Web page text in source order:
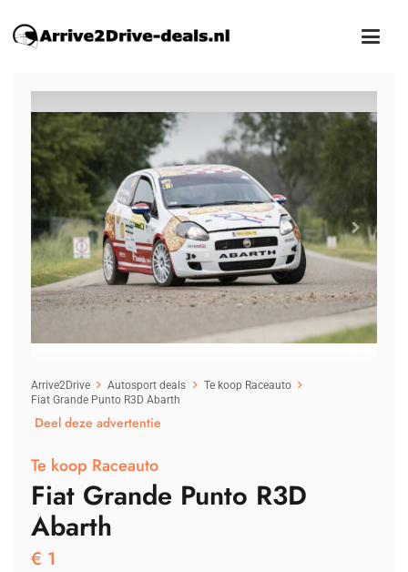
Arrive2Drive Autosport deals
Te koop Raceauto
Fiat Grande Punto R3D Abarth
Deel deze advertentie
Te koop Raceauto
Fiat Grande Punto R3D
Abarth
€ 1